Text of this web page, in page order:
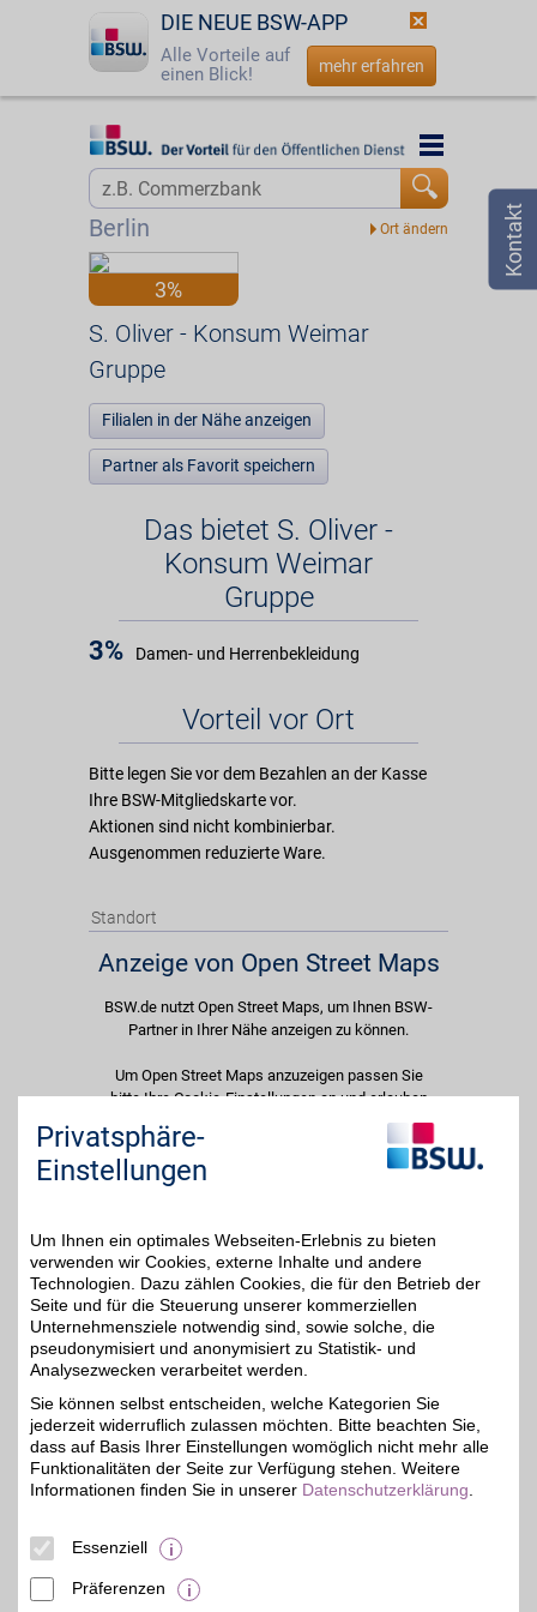
DIE NEUE BSW-APP
Alle Vorteile auf
einen Blick!
mehr erfahren
Startseite
Login
Berlin
Startseite
3%
S. Oliver - Konsum Weimar
Gruppe
Filialen in der Nähe anzeigen
Partner als Favorit speichern
Das bietet S. Oliver -
Konsum Weimar
Gruppe
3% Damen- und Herrenbekleidung
Vorteil vor Ort
Bitte legen Sie vor dem Bezahlen an der Kasse
Ihre BSW-Mitgliedskarte vor.
Aktionen sind nicht kombinierbar.
Ausgenommen reduzierte Ware.
Standort
Anzeige von Open Street Maps
BSW.de nutzt Open Street Maps, um Ihnen BSW-
Partner in Ihrer Nähe anzeigen zu können.
Um Open Street Maps anzuzeigen passen Sie
bitte Ihre Cookie-Einstellungen an und erlauben
Sie "Externe Inhalte". Diese Auswahl können Sie
jederzeit über die Cookie-Einstellungen im
unteren Seitenbereich ändern.
Adresse
Schillerstr. 14
99423 Weimar
Filialen in der Nähe
Privatsphäre-
Einstellungen
Um Ihnen ein optimales Webseiten-Erlebnis zu bieten
verwenden wir Cookies, externe Inhalte und andere
Technologien. Dazu zählen Cookies, die für den Betrieb der
Seite und für die Steuerung unserer kommerziellen
Unternehmensziele notwendig sind, sowie solche, die
pseudonymisiert und anonymisiert zu Statistik- und
Analysezwecken verarbeitet werden.
Sie können selbst entscheiden, welche Kategorien Sie
jederzeit widerruflich zulassen möchten. Bitte beachten Sie,
dass auf Basis Ihrer Einstellungen womöglich nicht mehr alle
Funktionalitäten der Seite zur Verfügung stehen. Weitere
Informationen finden Sie in unserer Datenschutzerklärung
Essenziell
Präferenzen